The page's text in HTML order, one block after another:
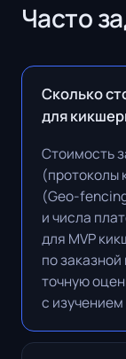
Часто
Сколько
для
Стоимость
(протоколы
(Geo-
и числа
для MVP
по
точную
с